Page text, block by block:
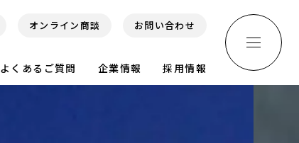
オンライン商談 お問い合わせ
よくあるご質問 企業情報 採用情報